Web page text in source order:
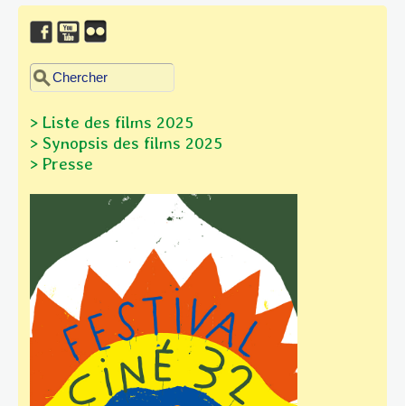
Formulaire de recherche
Chercher dans ce site
> Liste des films 2025
> Synopsis des films 2025
> Presse